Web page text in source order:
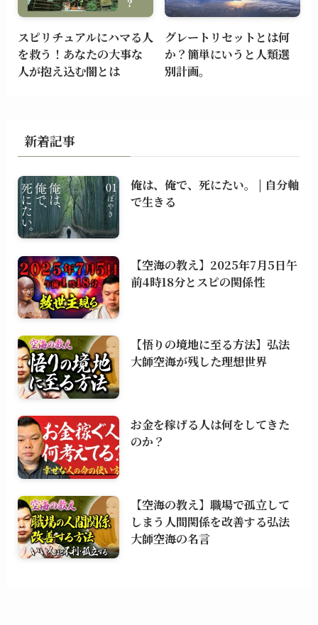
スピリチュアルにハマる人
を救う！あなたの大事な
人が抱え込む闇とは
グレートリセットとは何
か？簡単にいうと人類選
別計画。
新着記事
俺は、俺で、死にたい。 | 自分軸
で生きる
【空海の教え】2025年7月5日午
前4時18分とスピの関係性
【悟りの境地に至る方法】弘法
大師空海が残した理想世界
お金を稼げる人は何をしてきた
のか？
【空海の教え】職場で孤立して
しまう人間関係を改善する弘法
大師空海の名言